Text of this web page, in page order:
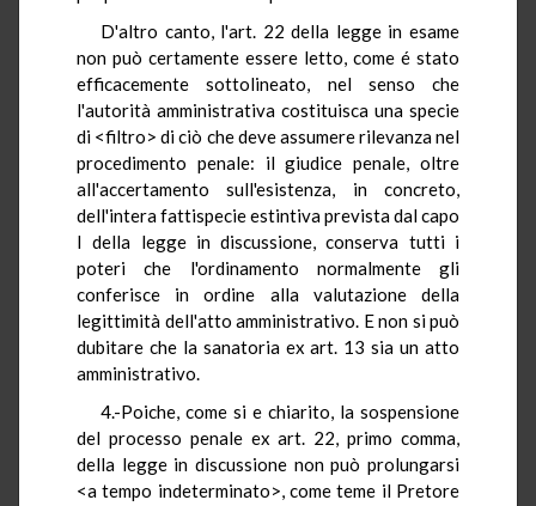
D'altro canto, l'art. 22 della legge in esame
non può certamente essere letto, come é stato
efficacemente sottolineato, nel senso che
l'autorità amministrativa costituisca una specie
di <filtro> di ciò che deve assumere rilevanza nel
procedimento penale: il giudice penale, oltre
all'accertamento sull'esistenza, in concreto,
dell'intera fattispecie estintiva prevista dal capo
I della legge in discussione, conserva tutti i
poteri che l'ordinamento normalmente gli
conferisce in ordine alla valutazione della
legittimità dell'atto amministrativo. E non si può
dubitare che la sanatoria ex art. 13 sia un atto
amministrativo.
4.-Poiche, come si e chiarito, la sospensione
del processo penale ex art. 22, primo comma,
della legge in discussione non può prolungarsi
<a tempo indeterminato>, come teme il Pretore